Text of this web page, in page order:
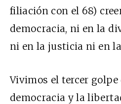
filiación con el 68)
democracia, ni en la
ni en la justicia ni en
Vivimos el tercer golpe
democracia y la